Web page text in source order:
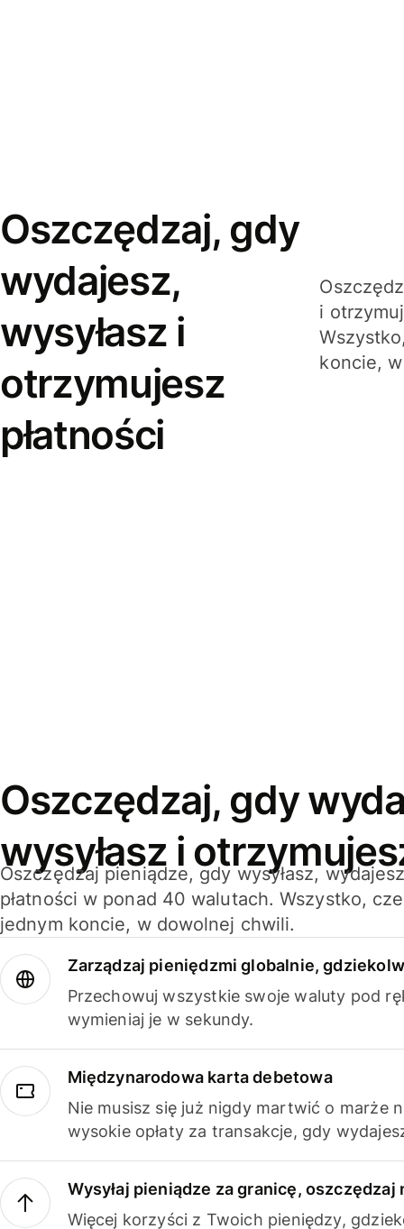
Oszczędzaj, gdy
wydajesz,
wysyłasz i
otrzymujesz
płatności
i
koncie,
Oszczędzaj, gdy
wysyłasz i
Oszczędzaj pieniądze, gdy wysyłasz,
płatności w ponad 40 walutach. Wszystko,
jednym koncie, w dowolnej chwili.
Zarządzaj pieniędzmi globalnie,
Przechowuj wszystkie swoje waluty pod
wymieniaj je w sekundy.
Międzynarodowa karta debetowa
Nie musisz się już nigdy martwić o marże
wysokie opłaty za transakcje, gdy
Wysyłaj pieniądze za granicę, oszczędzaj
Więcej korzyści z Twoich pieniędzy,